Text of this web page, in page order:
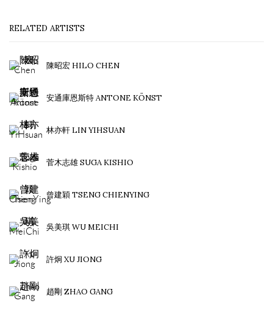
RELATED ARTISTS
陳昭宏 HILO CHEN
安通庫恩斯特 ANTONE KÖNST
林亦軒 LIN YIHSUAN
菅木志雄 SUGA KISHIO
曾建穎 TSENG CHIENYING
吳美琪 WU MEICHI
許炯 XU JIONG
趙剛 ZHAO GANG